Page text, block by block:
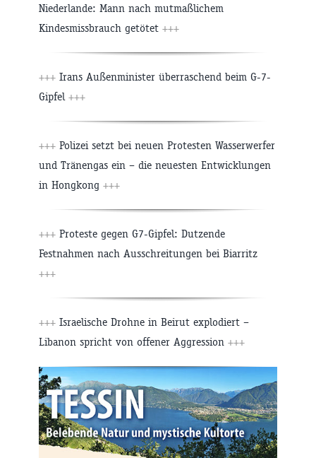
Niederlande: Mann nach mutmaßlichem
Kindesmissbrauch getötet +++
+++ Irans Außenminister überraschend beim G-7-
Gipfel +++
+++ Polizei setzt bei neuen Protesten Wasserwerfer
und Tränengas ein – die neuesten Entwicklungen
in Hongkong +++
+++ Proteste gegen G7-Gipfel: Dutzende
Festnahmen nach Ausschreitungen bei Biarritz
+++
+++ Israelische Drohne in Beirut explodiert –
Libanon spricht von offener Aggression +++